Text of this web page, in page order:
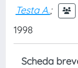
Testa A.;
1998
Scheda